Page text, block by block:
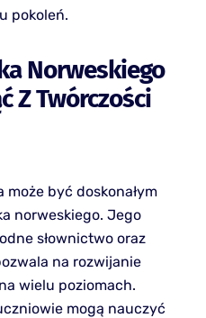
pokoleń.
Norweskiego
Z Twórczości
może być doskonałym
norweskiego. Jego
słownictwo oraz
na rozwijanie
wielu poziomach.
mogą nauczyć